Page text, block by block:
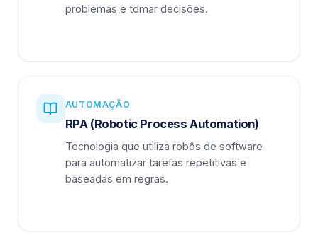
problemas e tomar decisões.
AUTOMAÇÃO
RPA (Robotic Process Automation)
Tecnologia que utiliza robôs de software
para automatizar tarefas repetitivas e
baseadas em regras.